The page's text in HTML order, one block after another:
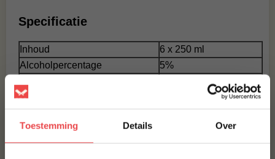
Toestemming Details Over
Specificatie
Inhoud
6 x 250 ml
Alcoholpercentage
5%
Wat is witbier?